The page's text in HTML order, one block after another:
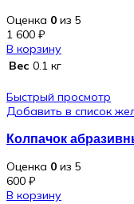
Оценка 0 из 5
1 600 ₽
В корзину
Вес 0.1 кг
Быстрый просмотр
Добавить в список
Колпачок
Оценка 0 из 5
600 ₽
В корзину